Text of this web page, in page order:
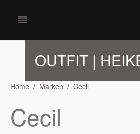
OUTFIT |
Home Marken Cecil
Cecil